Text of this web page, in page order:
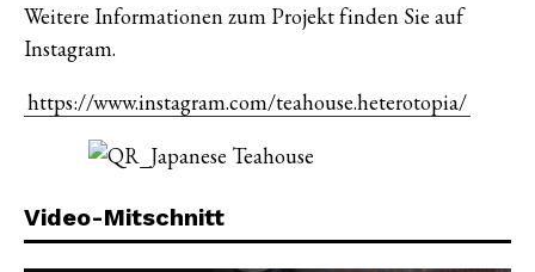
Weitere Informationen zum Projekt finden Sie auf
Instagram.
https://www.instagram.com/teahouse.heterotopia/
Video-Mitschnitt